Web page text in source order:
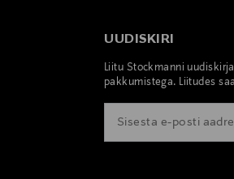
UUDISKIRI
Liitu Stockmanni
pakkumistega. Liitudes